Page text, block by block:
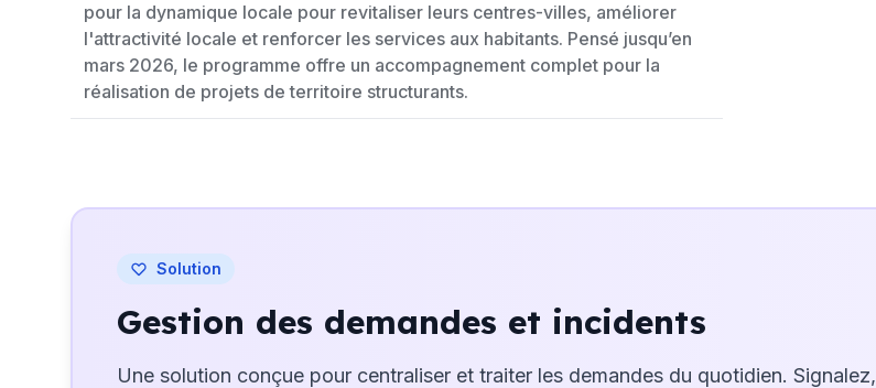
pour la dynamique locale pour revitaliser leurs centres-villes, améliorer
l'attractivité locale et renforcer les services aux habitants. Pensé jusqu’en
mars 2026, le programme offre un accompagnement complet pour la
réalisation de projets de territoire structurants.
Solution
Gestion des demandes et incidents
Une solution conçue pour centraliser et traiter les demandes du quotidien. Signalez,